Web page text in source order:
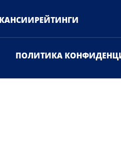
РЕЙТИНГИ
ПОЛИТИКА